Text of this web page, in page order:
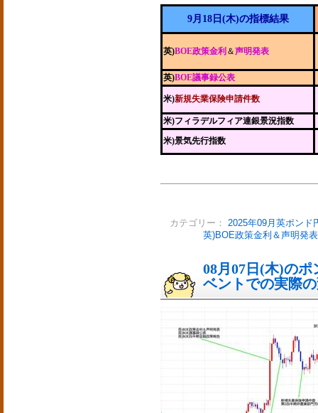
9月18日(木)の指標結果
英)BOE政策金利 ＆声明発表
英)BOE議事録公表
米)新規失業保険申請件数
米)フィラデルフィア連銀景況指数
米)景気先行指数
カテゴリー： 2025年09月英ポンド
英)BOE政策金利＆声明発表
08月07日(木)の
ベントでの実際